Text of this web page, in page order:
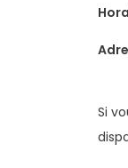
Si